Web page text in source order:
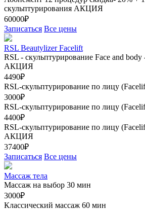
скульптурирования АКЦИЯ
60000₽
Записаться Все цены
RSL Beautylizer Facelift
RSL - скульптурирование Face and
АКЦИЯ
4490₽
RSL-скульптурирование по лицу
3000₽
RSL-скульптурирование по лицу
4400₽
RSL-скульптурирование по лицу
АКЦИЯ
37400₽
Записаться Все цены
Массаж тела
Массаж на выбор 30 мин
3000₽
Классический массаж 60 мин